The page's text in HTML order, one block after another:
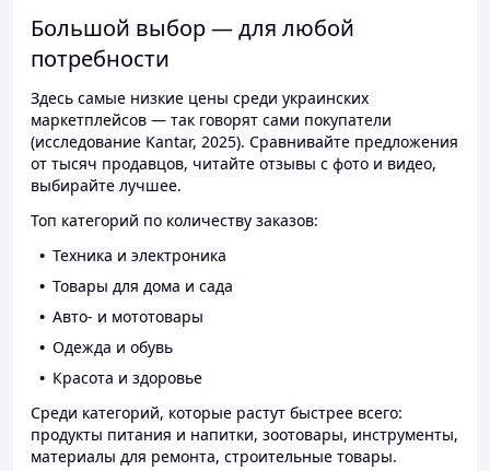
Большой выбор — для любой
потребности
Здесь самые низкие цены среди украинских
маркетплейсов — так говорят сами покупатели
(исследование Kantar, 2025). Сравнивайте предложения
от тысяч продавцов, читайте отзывы с фото и видео,
выбирайте лучшее.
Топ категорий по количеству заказов:
Техника и электроника
Товары для дома и сада
Авто- и мототовары
Одежда и обувь
Красота и здоровье
Среди категорий, которые растут быстрее всего:
продукты питания и напитки, зоотовары, инструменты,
материалы для ремонта, строительные товары.